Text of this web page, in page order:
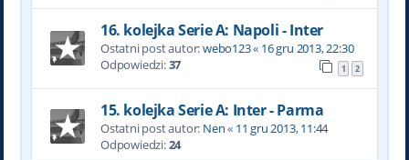
16. kolejka Serie A: Napoli - Inter
Ostatni post autor:webo123« 16 gru 2013, 22:30
Odpowiedzi:37 1 2
15. kolejka Serie A: Inter - Parma
Ostatni post autor: Nen« 11 gru 2013, 11:44
Odpowiedzi:24